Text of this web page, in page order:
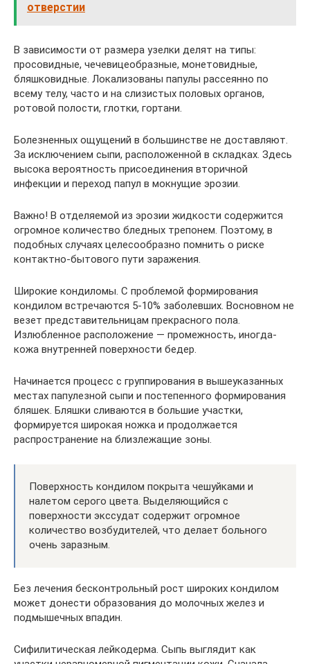
отверстии
В зависимости от размера узелки делят на типы:
просовидные, чечевицеобразные, монетовидные,
бляшковидные. Локализованы папулы рассеянно по
всему телу, часто и на слизистых половых органов,
ротовой полости, глотки, гортани.
Болезненных ощущений в большинстве не доставляют.
За исключением сыпи, расположенной в складках. Здесь
высока вероятность присоединения вторичной
инфекции и переход папул в мокнущие эрозии.
Важно! В отделяемой из эрозии жидкости содержится
огромное количество бледных трепонем. Поэтому, в
подобных случаях целесообразно помнить о риске
контактно-бытового пути заражения.
Широкие кондиломы. С проблемой формирования
кондилом встречаются 5-10% заболевших. Восновном не
везет представительницам прекрасного пола.
Излюбленное расположение — промежность, иногда-
кожа внутренней поверхности бедер.
Начинается процесс с группирования в вышеуказанных
местах папулезной сыпи и постепенного формирования
бляшек. Бляшки сливаются в большие участки,
формируется широкая ножка и продолжается
распространение на близлежащие зоны.
Поверхность кондилом покрыта чешуйками и
налетом серого цвета. Выделяющийся с
поверхности экссудат содержит огромное
количество возбудителей, что делает больного
очень заразным.
Без лечения бесконтрольный рост широких кондилом
может донести образования до молочных желез и
подмышечных впадин.
Сифилитическая лейкодерма. Сыпь выглядит как